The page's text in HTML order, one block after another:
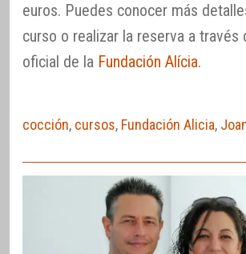
euros. Puedes conocer más
curso o realizar la reserva a través
oficial de la Fundación Alícia.
cocción, cursos, Fundación Alicia,